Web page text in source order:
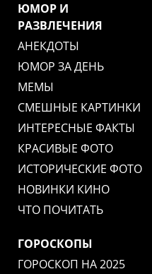
ЮМОР И
РАЗВЛЕЧЕНИЯ
АНЕКДОТЫ
ЮМОР ЗА ДЕНЬ
МЕМЫ
СМЕШНЫЕ КАРТИНКИ
ИНТЕРЕСНЫЕ ФАКТЫ
КРАСИВЫЕ ФОТО
ИСТОРИЧЕСКИЕ ФОТО
НОВИНКИ КИНО
ЧТО ПОЧИТАТЬ
ГОРОСКОПЫ
ГОРОСКОП НА 2025